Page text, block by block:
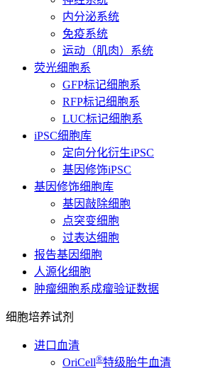
内分泌系统
免疫系统
运动（肌肉）系统
荧光细胞系
GFP标记细胞系
RFP标记细胞系
LUC标记细胞系
iPSC细胞库
定向分化衍生iPSC
基因修饰iPSC
基因修饰细胞库
基因敲除细胞
点突变细胞
过表达细胞
报告基因细胞
人源化细胞
肿瘤细胞系成瘤验证数据
细胞培养试剂
进口血清
OriCell®特级胎牛血清